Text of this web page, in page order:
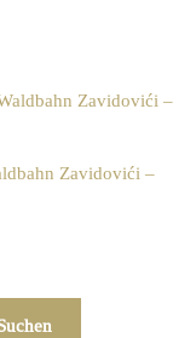
Zavidovići –
Zavidovići –